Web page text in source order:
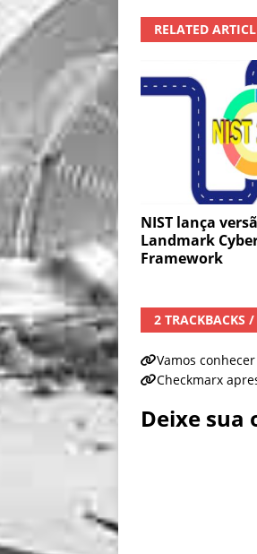
RELATED
NIST lança
Landmark
Framework
2 TRACKBACKS
Vamos
Checkmarx
Deixe sua